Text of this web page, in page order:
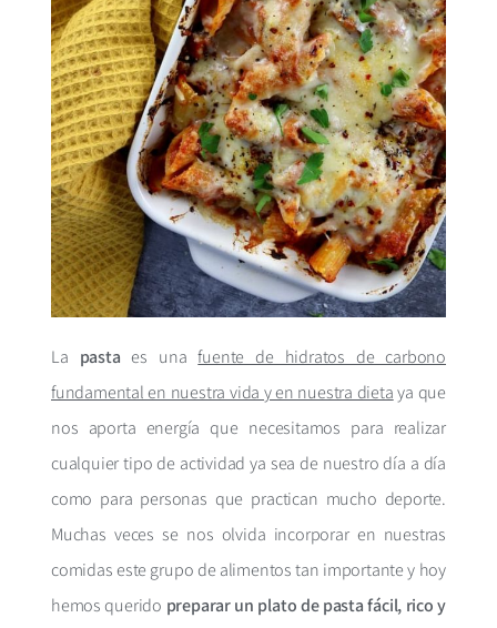
La pasta es unafuente de hidratos de carbono
fundamental en nuestra vida y en nuestra dietaya que
nos aporta energía que necesitamos para realizar
cualquier tipo de actividad ya sea de nuestro día a día
como para personas que practican mucho deporte.
Muchas veces se nos olvida incorporar en nuestras
comidas este grupo de alimentos tan importante y hoy
hemos querido preparar un plato de pasta fácil, rico y